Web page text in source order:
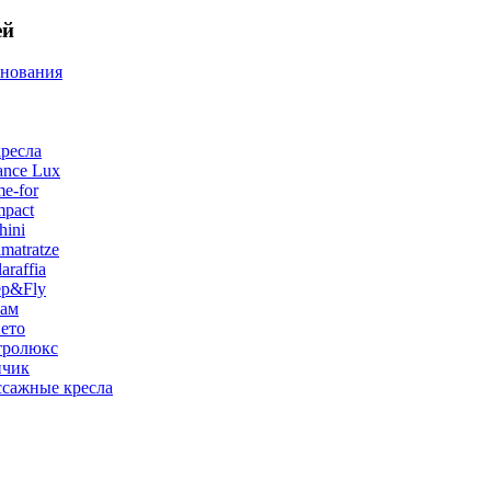
Lux
for
кресла